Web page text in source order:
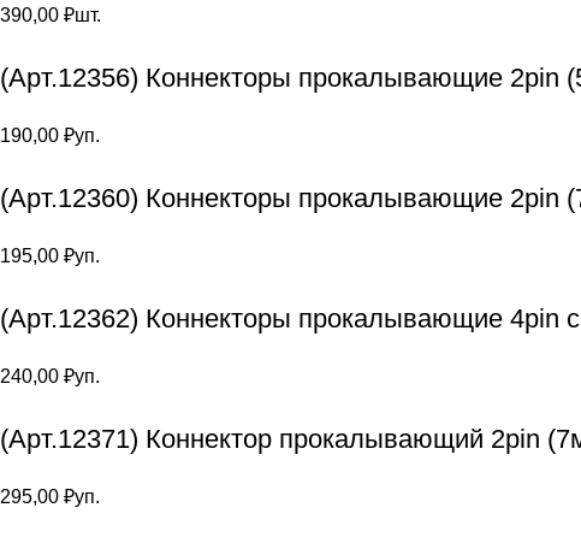
390,00 ₽шт.
(Арт.12356) Коннекторы прокалывающие 2pin
190,00 ₽уп.
(Арт.12360) Коннекторы прокалывающие 2pin
195,00 ₽уп.
(Арт.12362) Коннекторы прокалывающие 4pin
240,00 ₽уп.
(Арт.12371) Коннектор прокалывающий 2pin
295,00 ₽уп.